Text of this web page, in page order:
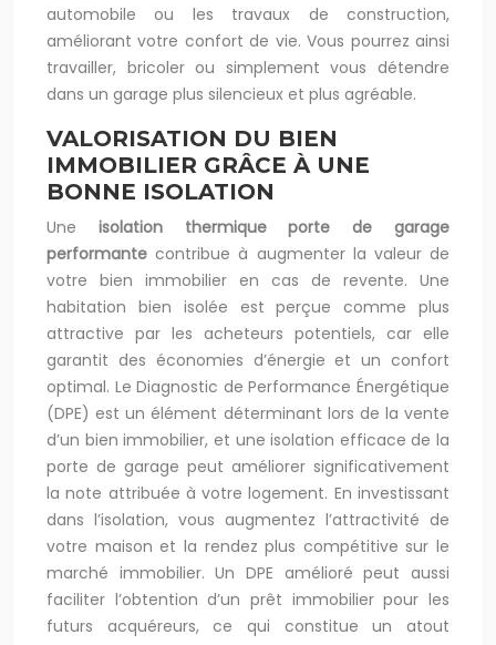
automobile ou les travaux de construction,
améliorant votre confort de vie. Vous pourrez ainsi
travailler, bricoler ou simplement vous détendre
dans un garage plus silencieux et plus agréable.
VALORISATION DU BIEN
IMMOBILIER GRÂCE À UNE
BONNE ISOLATION
Une isolation thermique porte de garage
performantecontribue à augmenter la valeur de
votre bien immobilier en cas de revente. Une
habitation bien isolée est perçue comme plus
attractive par les acheteurs potentiels, car elle
garantit des économies d’énergie et un confort
optimal. Le Diagnostic de Performance Énergétique
(DPE) est un élément déterminant lors de la vente
d’un bien immobilier, et une isolation efficace de la
porte de garage peut améliorer significativement
la note attribuée à votre logement. En investissant
dans l’isolation, vous augmentez l’attractivité de
votre maison et la rendez plus compétitive sur le
marché immobilier. Un DPE amélioré peut aussi
faciliter l’obtention d’un prêt immobilier pour les
futurs acquéreurs, ce qui constitue un atout